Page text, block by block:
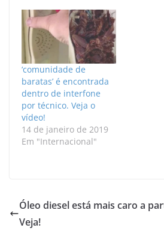
‘comunidade de
baratas’ é encontrada
dentro de interfone
por técnico. Veja o
vídeo!
14 de janeiro de 2019
Em "Internacional"
Óleo diesel está mais caro a
Veja!